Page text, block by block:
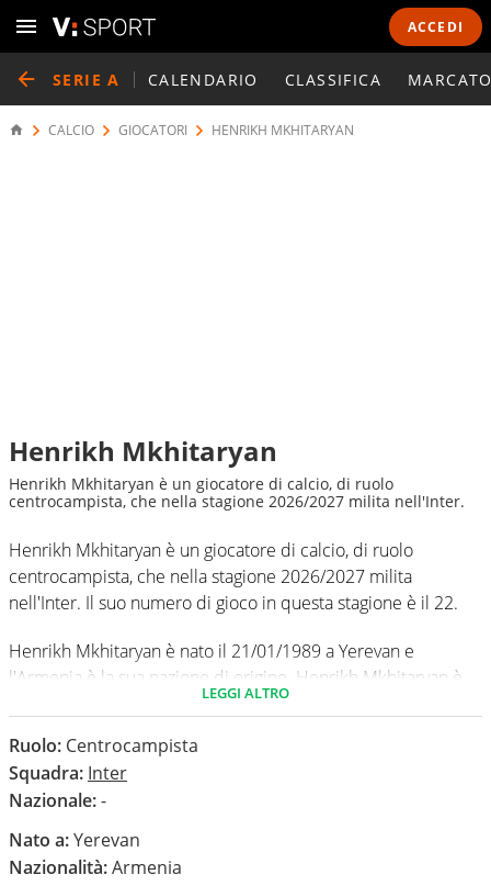
ACCEDI
SERIE A CALENDARIO CLASSIFICA
CALCIO GIOCATORI HENRIKH MKHITARYAN
Henrikh Mkhitaryan
Henrikh Mkhitaryan è un giocatore di calcio, di ruolo
centrocampista, che nella stagione 2026/2027 milita nell'Inter.
Henrikh Mkhitaryan è un giocatore di calcio, di ruolo
centrocampista, che nella stagione 2026/2027 milita
nell'Inter. Il suo numero di gioco in questa stagione è il 22.
Henrikh Mkhitaryan è nato il 21/01/1989 a Yerevan e
l'Armenia è la sua nazione di origine. Henrikh Mkhitaryan è
alto 177 cm, ha un peso medio di 75 kg. Il suo piede di calcio
In questa stagione ha disputato nel campionato Serie A 0
partite e non ha segnato nessun gol.
LEGGI ALTRO
Ruolo: Centrocampista
Squadra: Inter
Nazionale:-
Nato a:Yerevan
Nazionalità:Armenia